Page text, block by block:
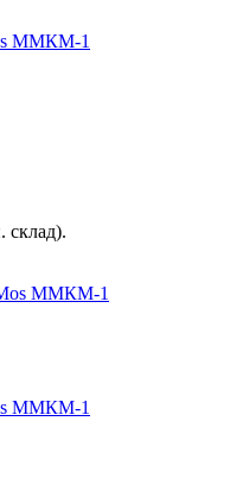
ММКМ-1
склад).
ММКМ-1